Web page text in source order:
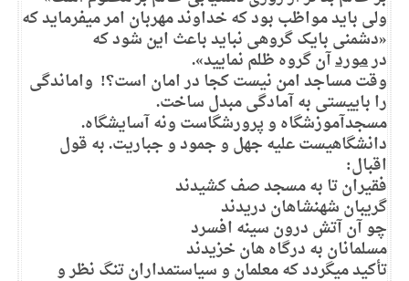
ولی باید مواظب بود که خداوند مهربان امر میفرماید که
«دشمنی بایک گروهی نباید باعث این شود که
درموردآن گروه ظلم نمایید».
وقت مساجد امن نیست کجا در امان است؟! واماندگی
را باییستی به آمادگی مبدل ساخت.
مسجدآموزشگاه و پرورشگاست ونه آسایشگاه.
دانشگاهیست علیه جهل و جمود و جباریت. به قول
اقبال:
فقیران تا به مسجد صف کشیدند
گریبان شهنشاهان دریدند
چو آن آتش درون سینه افسرد
مسلمانان به درگاه هان خزیدند
تأکید میگردد که معلمان و سیاستمداران تنگ نظر و